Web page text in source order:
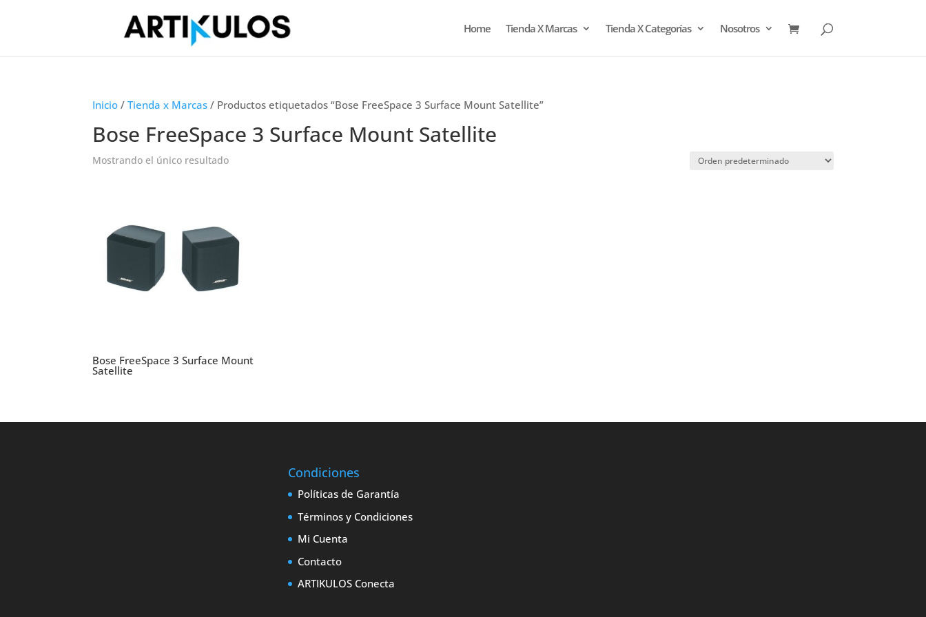
Home Tienda X Marcas Tienda X Categorías Nosotros
Inicio /Tienda x Marcas / Productos etiquetados “Bose FreeSpace 3 Surface Mount Satellite”
Bose FreeSpace 3 Surface Mount Satellite
Mostrando el único resultado
Bose FreeSpace 3 Surface Mount
Satellite
Condiciones
Políticas de Garantía
Términos y Condiciones
Mi Cuenta
Contacto
ARTIKULOS Conecta